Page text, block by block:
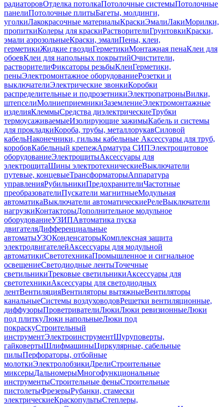
радиаторовОтделка потолкаПотолочные системыПотолочные
панелиПотолочные плитыБагеты, молдинги,
уголкиЛакокрасочные материалыКраскиЭмалиЛакиМорилки,
пропиткиКолеры для краскиРастворителиГрунтовкиКраски,
эмали аэрозольныеКраски, эмалиПены, клеи,
герметикиЖидкие гвоздиГерметикиМонтажная пенаКлеи для
обоевКлеи для напольных покрытийОчистители,
растворителиФиксаторы резьбыКлеиГерметики,
пеныЭлектромонтажное оборудованиеРозетки и
выключателиЭлектрические звонкиКоробки
распределительные и подрозетникиЭлектропатроныВилки,
штепселиМолниеприемникиЗаземлениеЭлектромонтажные
изделияКлеммыСредства диэлектрическиеТрубки
термоусаживаемыеИзолирующие зажимыКабель и системы
для прокладкиКороба, трубы, металлорукавСиловой
кабельНаконечники, гильзы кабельные Аксессуары для труб,
коробовКабельный крепежАрматура СИПЭлектрощитовое
оборудованиеЭлектрощитыАксессуары для
электрощитаШины электротехническиеВыключатели
путевые, концевыеТрансформаторыАппаратура
управленияРубильникиПредохранителиЧастотные
преобразователиПускатели магнитныеМодульная
автоматикаВыключатели автоматическиеРелеВыключатели
нагрузкиКонтакторыДополнительное модульное
оборудованиеУЗИПАвтоматика пуска
двигателяДифференциальные
автоматыУЗОКонденсаторыКомплексная защита
электродвигателейАксессуары для модульной
автоматикиСветотехникаПромышленное и сигнальное
освещениеСветодиодные лентыТочечные
светильникиТрековые светильникиАксессуары для
светотехникиАксессуары для светодиодных
лентВентиляцияВентиляторы вытяжныеВентиляторы
канальныеСистемы воздуховодовРешетки вентиляционные,
диффузорыПроветривателиЛюкиЛюки ревизионныеЛюки
под плиткуЛюки напольныеЛюки под
покраскуСтроительный
инструментЭлектроинструментШуруповерты,
гайковертыШлифмашиныЦиркулярные, сабельные
пилыПерфораторы, отбойные
молоткиЭлектролобзикиДрелиСтроительные
миксерыДальномерыМногофункциональные
инструментыСтроительные феныСтроительные
пистолетыФрезерыРубанки, стамески
электрическиеКраскопультыСтеплеры,